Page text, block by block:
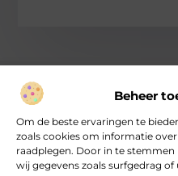
Beheer
Om de beste ervaringen te
zoals cookies om informatie
raadplegen. Door in te
wij gegevens zoals surfgedrag
Over heartcoaching
Jouw gids voor inspiratie en
Ontdek een brede
om het meeste uit elke dag te